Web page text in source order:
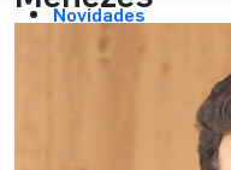
Novidades